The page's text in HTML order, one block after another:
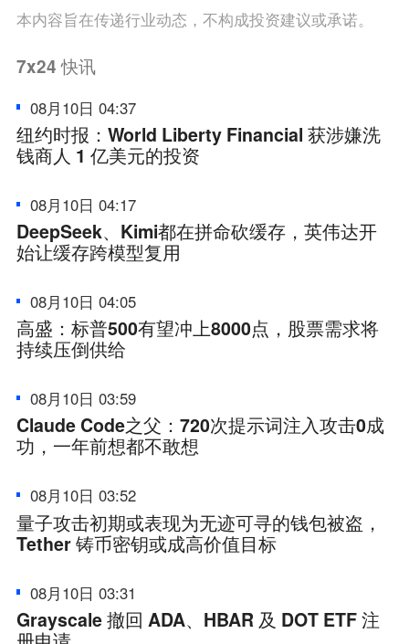
本内容旨在传递行业动态，不构成投资建议或承诺。
7x24快讯
08月10日 04:37
纽约时报：World Liberty Financial 获涉嫌洗
钱商人 1 亿美元的投资
08月10日 04:17
DeepSeek、Kimi都在拼命砍缓存，英伟达开
始让缓存跨模型复用
08月10日 04:05
高盛：标普500有望冲上8000点，股票需求将
持续压倒供给
08月10日 03:59
Claude Code之父：720次提示词注入攻击0成
功，一年前想都不敢想
08月10日 03:52
量子攻击初期或表现为无迹可寻的钱包被盗，
Tether 铸币密钥或成高价值目标
08月10日 03:31
Grayscale 撤回 ADA、HBAR 及 DOT ETF 注